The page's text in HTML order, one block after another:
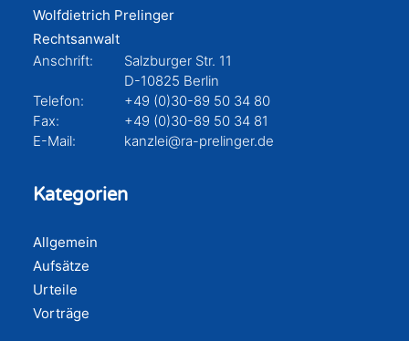
Wolfdietrich Prelinger
Rechtsanwalt
Anschrift:
Salzburger Str. 11
D-10825 Berlin
Telefon:
+49 (0)30-89 50 34 80
Fax:
+49 (0)30-89 50 34 81
E-Mail:
kanzlei@ra-prelinger.de
Kategorien
Allgemein
Aufsätze
Urteile
Vorträge